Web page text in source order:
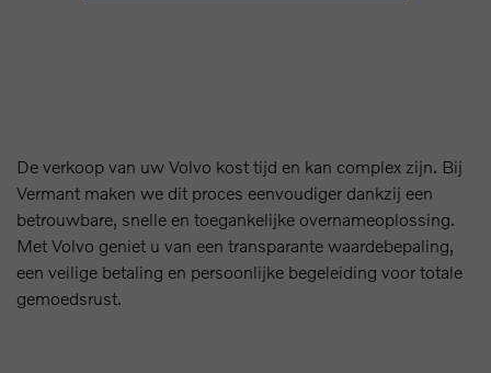
De verkoop van uw Volvo kost tijd en kan complex zijn. Bij
Vermant maken we dit proces eenvoudiger dankzij een
betrouwbare, snelle en toegankelijke overnameoplossing.
Met Volvo geniet u van een transparante waardebepaling,
een veilige betaling en persoonlijke begeleiding voor totale
gemoedsrust.